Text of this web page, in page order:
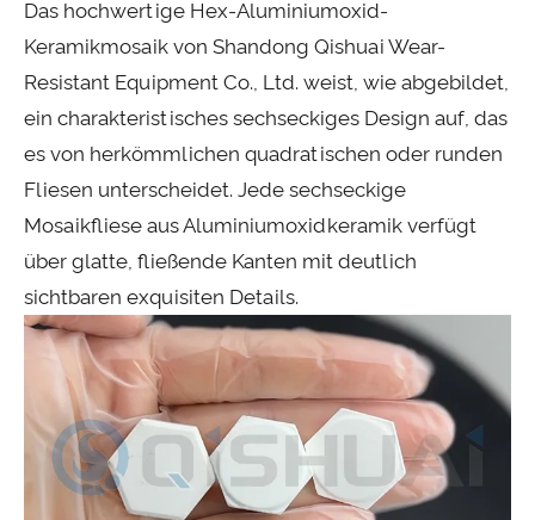
Das hochwertige Hex-Aluminiumoxid-
Keramikmosaik von Shandong Qishuai Wear-
Resistant Equipment Co., Ltd. weist, wie abgebildet,
ein charakteristisches sechseckiges Design auf, das
es von herkömmlichen quadratischen oder runden
Fliesen unterscheidet. Jede sechseckige
Mosaikfliese aus Aluminiumoxidkeramik verfügt
über glatte, fließende Kanten mit deutlich
sichtbaren exquisiten Details.